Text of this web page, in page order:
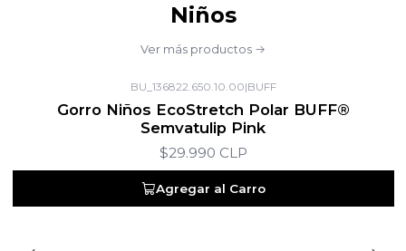
Niños
Ver más productos
BU_136822.650.10.00|BUFF
Gorro Niños EcoStretch Polar BUFF®
Semvatulip Pink
$29.990 CLP
Agregar al Carro